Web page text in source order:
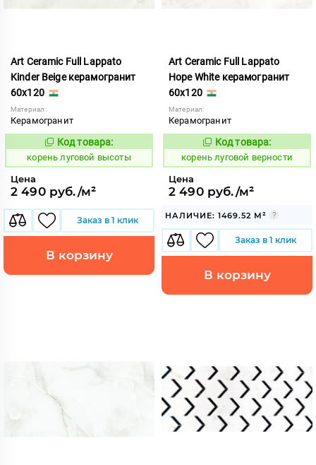
Art Ceramic Full Lappato
Kinder Beige керамогранит
60x120
Материал:
Керамогранит
787382
Код товара:
корень луговой высоты
Цена
2 490 руб./м²
Заказ в 1 клик
В корзину
Art Ceramic Full Lappato
Hope White керамогранит
60x120
Материал:
Керамогранит
787381
Код товара:
корень луговой верности
Цена
2 490 руб./м²
НАЛИЧИЕ: 1469.52 М²
Заказ в 1 клик
В корзину